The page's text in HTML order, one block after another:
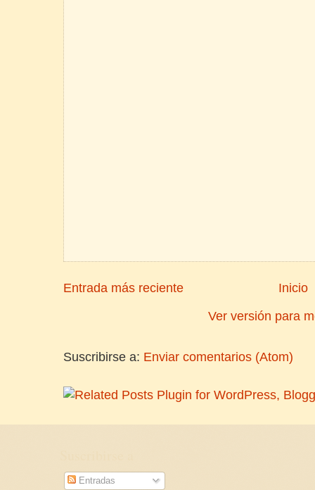
Entrada más reciente
Inicio
Ver versión para
Suscribirse a: Enviar comentarios (Atom)
Entradas